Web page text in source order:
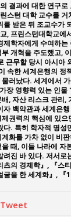
결과에 대한 연구
스턴 대학 교수를
를 받은 뒤 조교수가
, 프린스턴대학교에
제학자에게 수여하
개혁을 주도했고,
근무할 당시 아시아
속한 세계은행의
러났다. 세계에서
장 영향력 있는 인
, 자산 리스크 관리
자 백악관과 세계은
권력의 핵심에 있
다. 특히 학자적 명
화를 가차 없이 비
때, 이들 나라에
진 바 있다. 저서
츠의 경제학』, 『스
굴을 한 세계화』,
Tweet